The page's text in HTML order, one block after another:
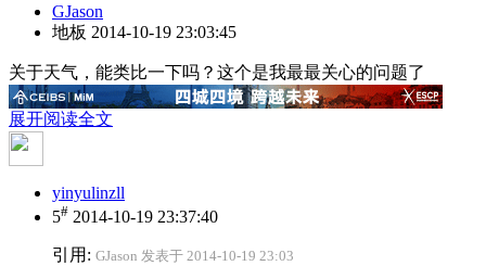
GJason
地板 2014-10-19 23:03:45
关于天气，能类比一下吗？这个是我最最关心的问题了
展开阅读全文
yinyulinzll
5# 2014-10-19 23:37:40
引用: GJason 发表于 2014-10-19 23:03